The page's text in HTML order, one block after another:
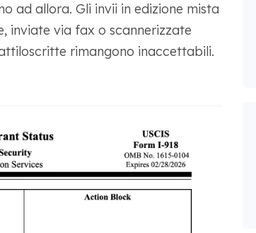
ad allora. Gli invii in edizione mista
via fax o scannerizzate
rimangono inaccettabili.